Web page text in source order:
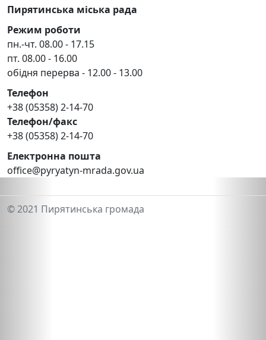
Пирятинська міська рада
Режим роботи
пн.-чт. 08.00 - 17.15
пт. 08.00 - 16.00
обідня перерва - 12.00 - 13.00
Телефон
+38 (05358) 2-14-70
Телефон/факс
+38 (05358) 2-14-70
Електронна пошта
office@pyryatyn-mrada.gov.ua
© 2021 Пирятинська громада